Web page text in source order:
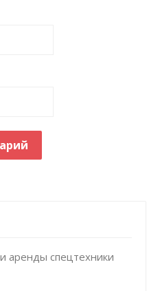
аренды спецтехники